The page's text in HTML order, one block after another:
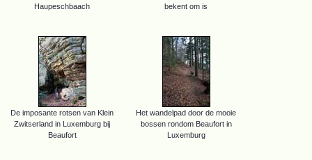
Haupeschbaach
bekent om is
De imposante rotsen van Klein
Zwitserland in Luxemburg bij
Beaufort
Het wandelpad door de mooie
bossen rondom Beaufort in
Luxemburg